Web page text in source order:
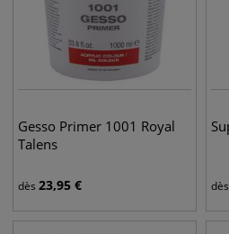
Gesso Primer 1001 Royal
Talens
dès 23,95 € dès